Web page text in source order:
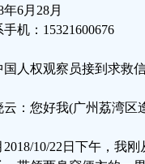
年6月28月
机：15321600676
国人权观察员接到求救
云：您好我(广州荔湾区
2018/10/22日下午，我